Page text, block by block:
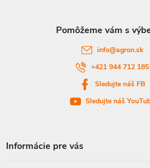
Informácie pre vás
info@agron.sk
+421 944 712 185
Sledujte náš FB
Sledujte náš